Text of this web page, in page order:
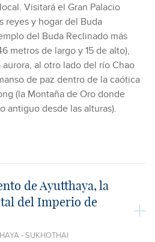
Visitará el Gran Palacio
reyes y hogar del Buda
del Buda Reclinado más
metros de largo y 15 de alto),
al otro lado del río Chao
de paz dentro de la caótica
(la Montaña de Oro donde
antiguo desde las alturas).
de Ayutthaya, la
del Imperio de
- SUKHOTHAI